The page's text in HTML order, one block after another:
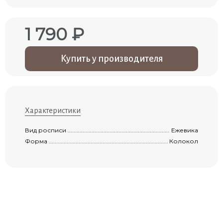
1 790 ₽
Купить у производителя
Характеристики
Вид росписи
Ежевика
Форма
Колокол